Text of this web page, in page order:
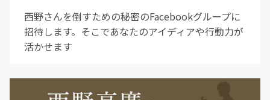
西野さんを倒すための秘密のFacebookグループに
招待します。そこであなたのアイディアや行動力が
活かせます